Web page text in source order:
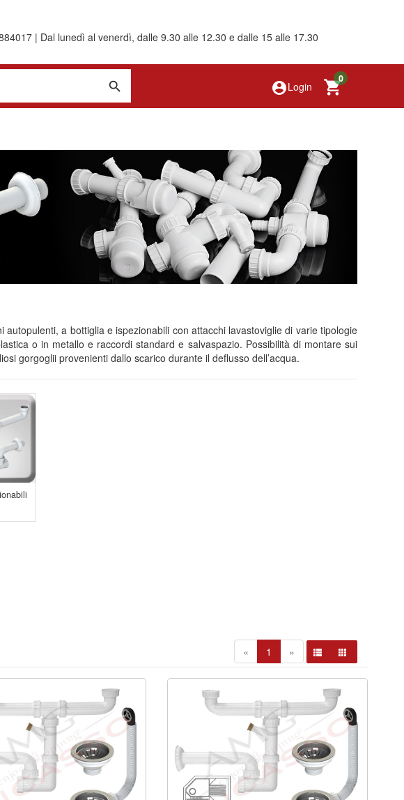
| Dal lunedì al venerdì, dalle 9.30 alle 12.30 e dalle 15 alle 17.30
0
account_circleLogin
a bottiglia e ispezionabili con attacchi lavastoviglie di varie tipologie
o in metallo e raccordi standard e salvaspazio. Possibilità di montare sui
gorgoglii provenienti dallo scarico durante il deflusso dell’acqua.
« 1 »